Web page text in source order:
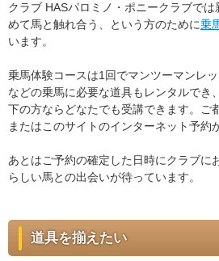
クラブ HASパロミノ・ポニークラブで
めて馬と触れ合う、という方のために乗
います。
乗馬体験コースは1回でマンツーマンレ
などの乗馬に必要な道具もレンタルでき
下の方ならどなたでも受講できます。ご
またはこのサイトのインターネット予約
あとはご予約の確定した日時にクラブに
らしい馬との出会いが待っています。
道具を揃えたい